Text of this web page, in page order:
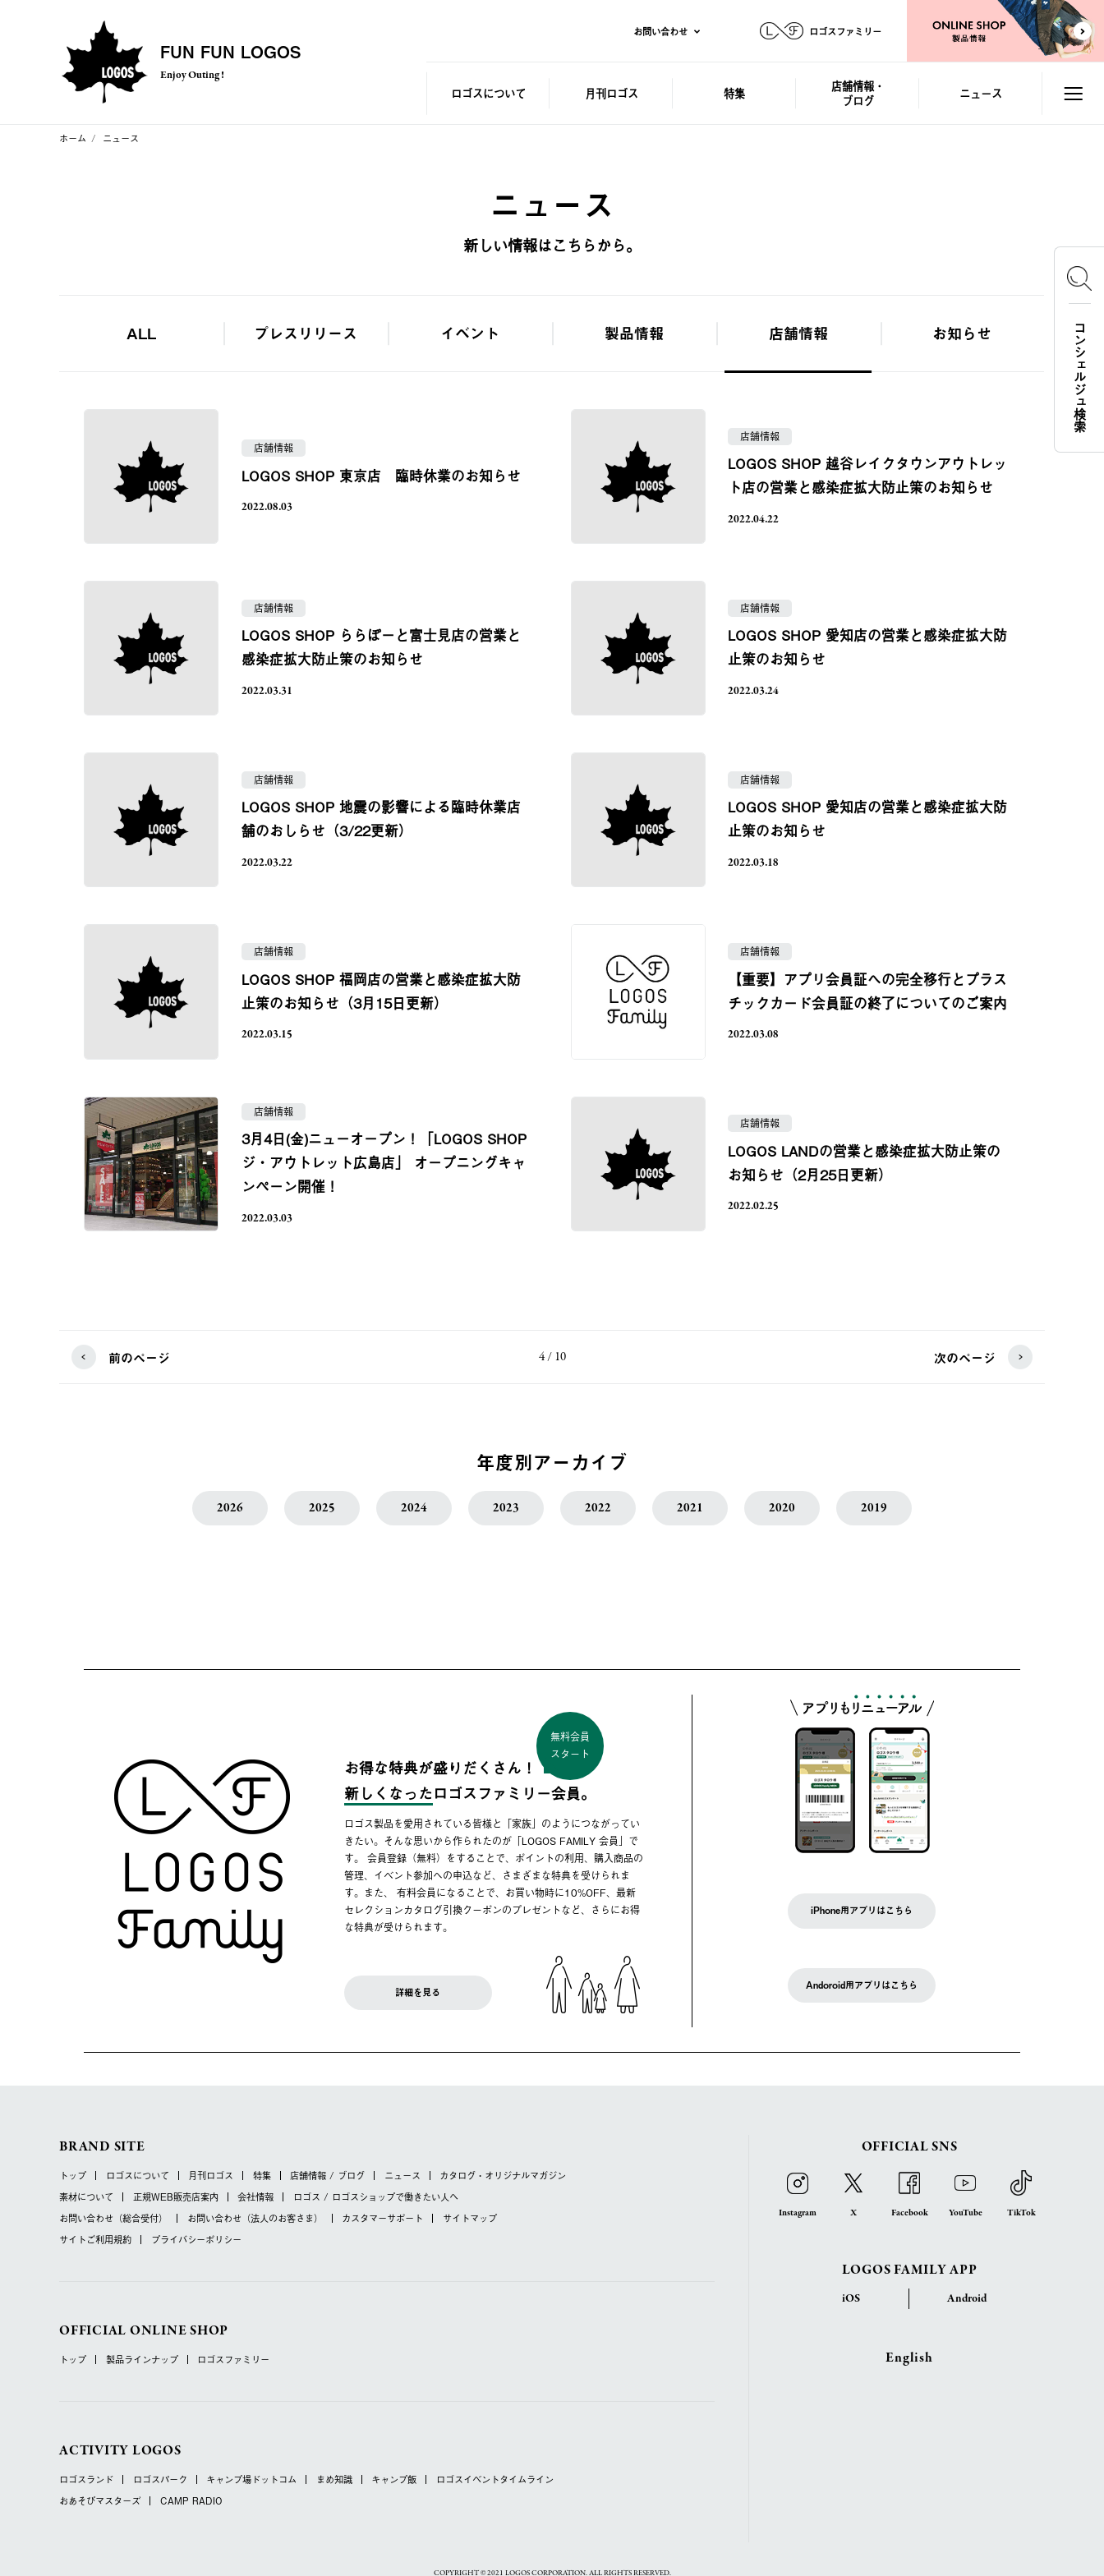
FUN FUN LOGOS
Enjoy Outing !
お問い合わせ ロゴスファミリー
ロゴスについて 月刊ロゴス 特集
店舗情報・
ブログ
ニュース
ホーム ニュース
ニュース
新しい情報はこちらから。
ALL プレスリリース イベント 製品情報 店舗情報 お知らせ
店舗情報
LOGOS SHOP 東京店 臨時休業のお知らせ
2022.08.03
店舗情報
LOGOS SHOP 越谷レイクタウンアウトレッ
ト店の営業と感染症拡大防止策のお知らせ
2022.04.22
店舗情報
LOGOS SHOP ららぽーと富士見店の営業と
感染症拡大防止策のお知らせ
2022.03.31
店舗情報
LOGOS SHOP 愛知店の営業と感染症拡大防
止策のお知らせ
2022.03.24
店舗情報
LOGOS SHOP 地震の影響による臨時休業店
舗のおしらせ（3/22更新）
2022.03.22
店舗情報
LOGOS SHOP 愛知店の営業と感染症拡大防
止策のお知らせ
2022.03.18
店舗情報
LOGOS SHOP 福岡店の営業と感染症拡大防
止策のお知らせ（3月15日更新）
2022.03.15
店舗情報
【重要】アプリ会員証への完全移行とプラス
チックカード会員証の終了についてのご案内
2022.03.08
店舗情報
3月4日(金)ニューオープン！「LOGOS SHOP
ジ・アウトレット広島店」 オープニングキャ
ンペーン開催！
2022.03.03
店舗情報
LOGOS LANDの営業と感染症拡大防止策の
お知らせ（2月25日更新）
2022.02.25
前のページ 4 / 10 次のページ
年度別アーカイブ
2026 2025 2024 2023 2022 2021 2020 2019
お得な特典が盛りだくさん！
無料会員
スタート
新しくなったロゴスファミリー会員。
ロゴス製品を愛用されている皆様と「家族」のようにつながってい
きたい。そんな思いから作られたのが「LOGOS FAMILY 会員」で
す。 会員登録（無料）をすることで、ポイントの利用、購入商品の
管理、イベント参加への申込など、さまざまな特典を受けられま
す。また、 有料会員になることで、お買い物時に10%OFF、最新
セレクションカタログ引換クーポンのプレゼントなど、さらにお得
な特典が受けられます。
詳細を見る
iPhone用アプリはこちら
Andoroid用アプリはこちら
コンシェルジュ検索
BRAND SITE
トップ ロゴスについて 月刊ロゴス 特集 店舗情報 / ブログ ニュース
カタログ・オリジナルマガジン
素材について
正規WEB販売店案内 会社情報 ロゴス / ロゴスショップで働きたい人へ
お問い合わせ （総合受付） お問い合わせ （法人のお客さま） カスタマーサポート
サイトマップ
サイトご利用規約
プライバシーポリシー
OFFICIAL ONLINE SHOP
トップ 製品ラインナップ ロゴスファミリー
ACTIVITY LOGOS
ロゴスランド ロゴスパーク キャンプ場ドットコム まめ知識 キャンプ飯
ロゴスイベントタイムライン
おあそびマスターズ
CAMP RADIO
OFFICIAL SNS
Instagram X Facebook YouTube TikTok
LOGOS FAMILY APP
iOS Android
English
COPYRIGHT © 2021 LOGOS CORPORATION. ALL RIGHTS RESERVED.